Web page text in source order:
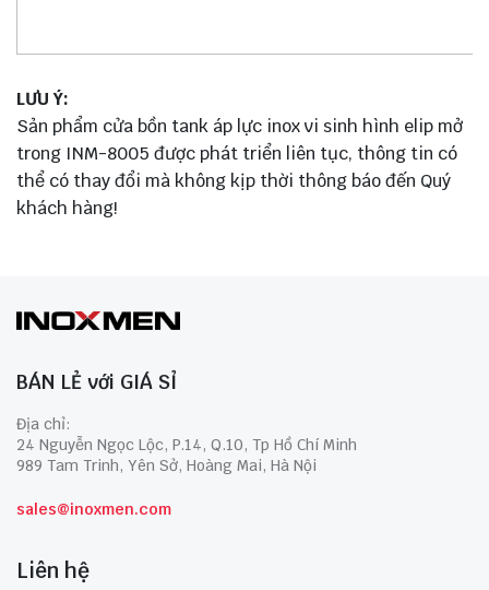
LƯU Ý:
Sản phẩm cửa bồn tank áp lực inox vi sinh hình elip mở
trong INM-8005 được phát triển liên tục, thông tin có
thể có thay đổi mà không kịp thời thông báo đến Quý
khách hàng!
BÁN LẺ với GIÁ SỈ
Địa chỉ:
24 Nguyễn Ngọc Lộc, P.14, Q.10, Tp Hồ Chí Minh
989 Tam Trinh, Yên Sở, Hoàng Mai, Hà Nội
sales@inoxmen.com
Liên hệ